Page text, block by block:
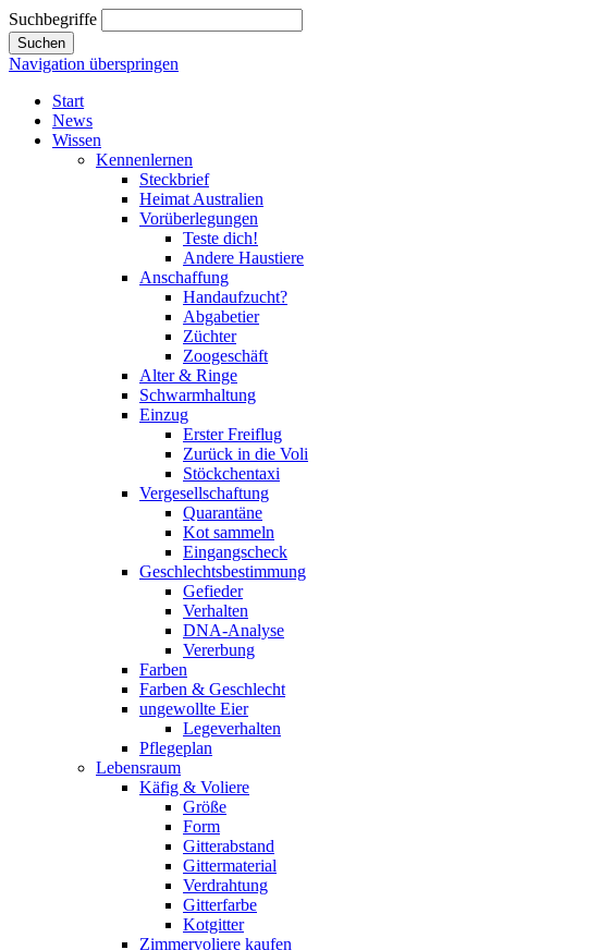
Suchbegriffe
Suchen
Navigation überspringen
Start
News
Wissen
Kennenlernen
Steckbrief
Heimat Australien
Vorüberlegungen
Teste dich!
Andere Haustiere
Anschaffung
Handaufzucht?
Abgabetier
Züchter
Zoogeschäft
Alter & Ringe
Schwarmhaltung
Einzug
Erster Freiflug
Zurück in die Voli
Stöckchentaxi
Vergesellschaftung
Quarantäne
Kot sammeln
Eingangscheck
Geschlechtsbestimmung
Gefieder
Verhalten
DNA-Analyse
Vererbung
Farben
Farben & Geschlecht
ungewollte Eier
Legeverhalten
Pflegeplan
Lebensraum
Käfig & Voliere
Größe
Form
Gitterabstand
Gittermaterial
Verdrahtung
Gitterfarbe
Kotgitter
Zimmervoliere kaufen